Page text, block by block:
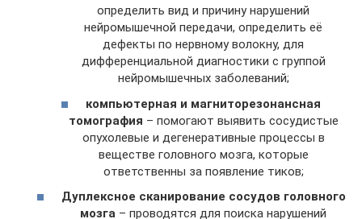
определить вид и причину нарушений
нейромышечной передачи, определить её
дефекты по нервному волокну, для
дифференциальной диагностики с группой
нейромышечных заболеваний;
компьютерная и магниторезонансная
томография – помогают выявить сосудистые
опухолевые и дегенеративные процессы в
веществе головного мозга, которые
ответственны за появление тиков;
Дуплексное сканирование сосудов головного
мозга – проводятся для поиска нарушений